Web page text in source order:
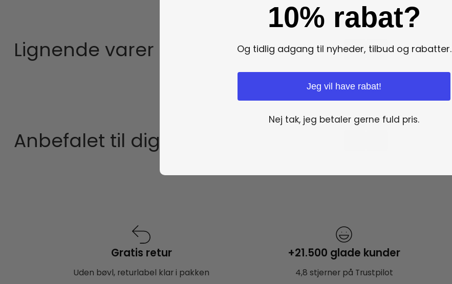
Lignende varer
Anbefalet til dig
Gratis retur
Uden bøvl, returlabel klar i pakken
+21.500 glade kunder
4,8 stjerner på Trustpilot
10% rabat?
Og tidlig adgang til nyheder, tilbud og rabatter.
Jeg vil have rabat!
Nej tak, jeg betaler gerne fuld pris.